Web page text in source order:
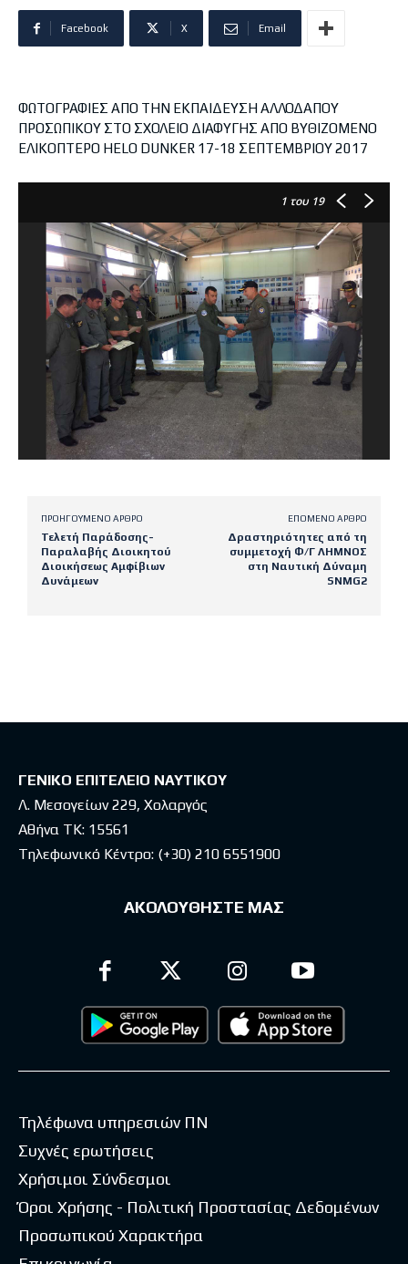
Facebook X Email
ΦΩΤΟΓΡΑΦΙΕΣ ΑΠΟ ΤΗΝ ΕΚΠΑΙΔΕΥΣΗ ΑΛΛΟΔΑΠΟΥ
ΠΡΟΣΩΠΙΚΟΥ ΣΤΟ ΣΧΟΛΕΙΟ ΔΙΑΦΥΓΗΣ ΑΠΟ ΒΥΘΙΖΟΜΕΝΟ
ΕΛΙΚΟΠΤΕΡΟ HELO DUNKER 17-18 ΣΕΠΤΕΜΒΡΙΟΥ 2017
1 του 19
ΠΡΟΗΓΟΎΜΕΝΟ ΆΡΘΡΟ
Τελετή Παράδοσης-
Παραλαβής Διοικητού
Διοικήσεως Αμφίβιων
Δυνάμεων
ΕΠΌΜΕΝΟ ΆΡΘΡΟ
Δραστηριότητες από τη
συμμετοχή Φ/Γ ΛΗΜΝΟΣ
στη Ναυτική Δύναμη
SNMG2
ΓΕΝΙΚΟ ΕΠΙΤΕΛΕΙΟ ΝΑΥΤΙΚΟΥ
Λ. Μεσογείων 229, Χολαργός
Αθήνα ΤΚ: 15561
Τηλεφωνικό Κέντρο: (+30) 210 6551900
ΑΚΟΛΟΥΘΗΣΤΕ ΜΑΣ
Τηλέφωνα υπηρεσιών ΠΝ
Συχνές ερωτήσεις
Χρήσιμοι Σύνδεσμοι
Όροι Χρήσης - Πολιτική Προστασίας Δεδομένων
Προσωπικού Χαρακτήρα